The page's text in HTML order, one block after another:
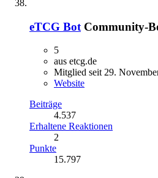
eTCG Bot Community-
5
aus etcg.de
Mitglied seit 29.
Website
Beiträge
4.537
Erhaltene Reaktionen
2
Punkte
15.797